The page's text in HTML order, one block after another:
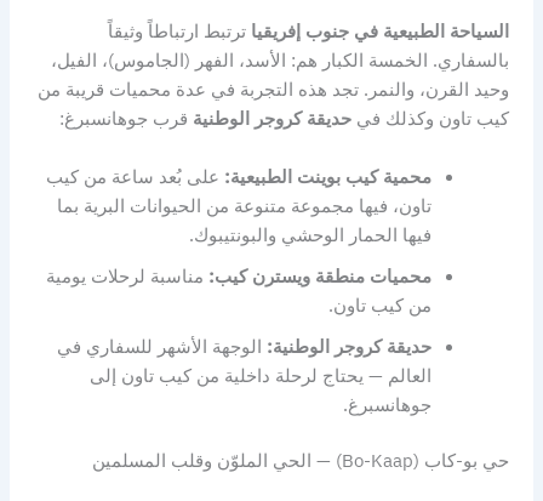
السياحة الطبيعية في جنوب إفريقيا ترتبط ارتباطاً وثيقاً
بالسفاري. الخمسة الكبار هم: الأسد، الفهر (الجاموس)، الفيل،
وحيد القرن، والنمر. تجد هذه التجربة في عدة محميات قريبة من
كيب تاون وكذلك في حديقة كروجر الوطنية قرب جوهانسبرغ:
محمية كيب بوينت الطبيعية: على بُعد ساعة من كيب
تاون، فيها مجموعة متنوعة من الحيوانات البرية بما
فيها الحمار الوحشي والبونتيبوك.
محميات منطقة ويسترن كيب: مناسبة لرحلات يومية
من كيب تاون.
حديقة كروجر الوطنية: الوجهة الأشهر للسفاري في
العالم — يحتاج لرحلة داخلية من كيب تاون إلى
جوهانسبرغ.
حي بو-كاب (Bo-Kaap) — الحي الملوّن وقلب المسلمين